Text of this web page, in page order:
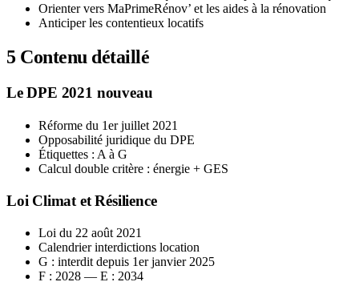
Orienter vers MaPrimeRénov’ et les aides à la rénovation
Anticiper les contentieux locatifs
5Contenu détaillé
Le DPE 2021 nouveau
Réforme du 1er juillet 2021
Opposabilité juridique du DPE
Étiquettes : A à G
Calcul double critère : énergie + GES
Loi Climat et Résilience
Loi du 22 août 2021
Calendrier interdictions location
G : interdit depuis 1er janvier 2025
F : 2028 — E : 2034